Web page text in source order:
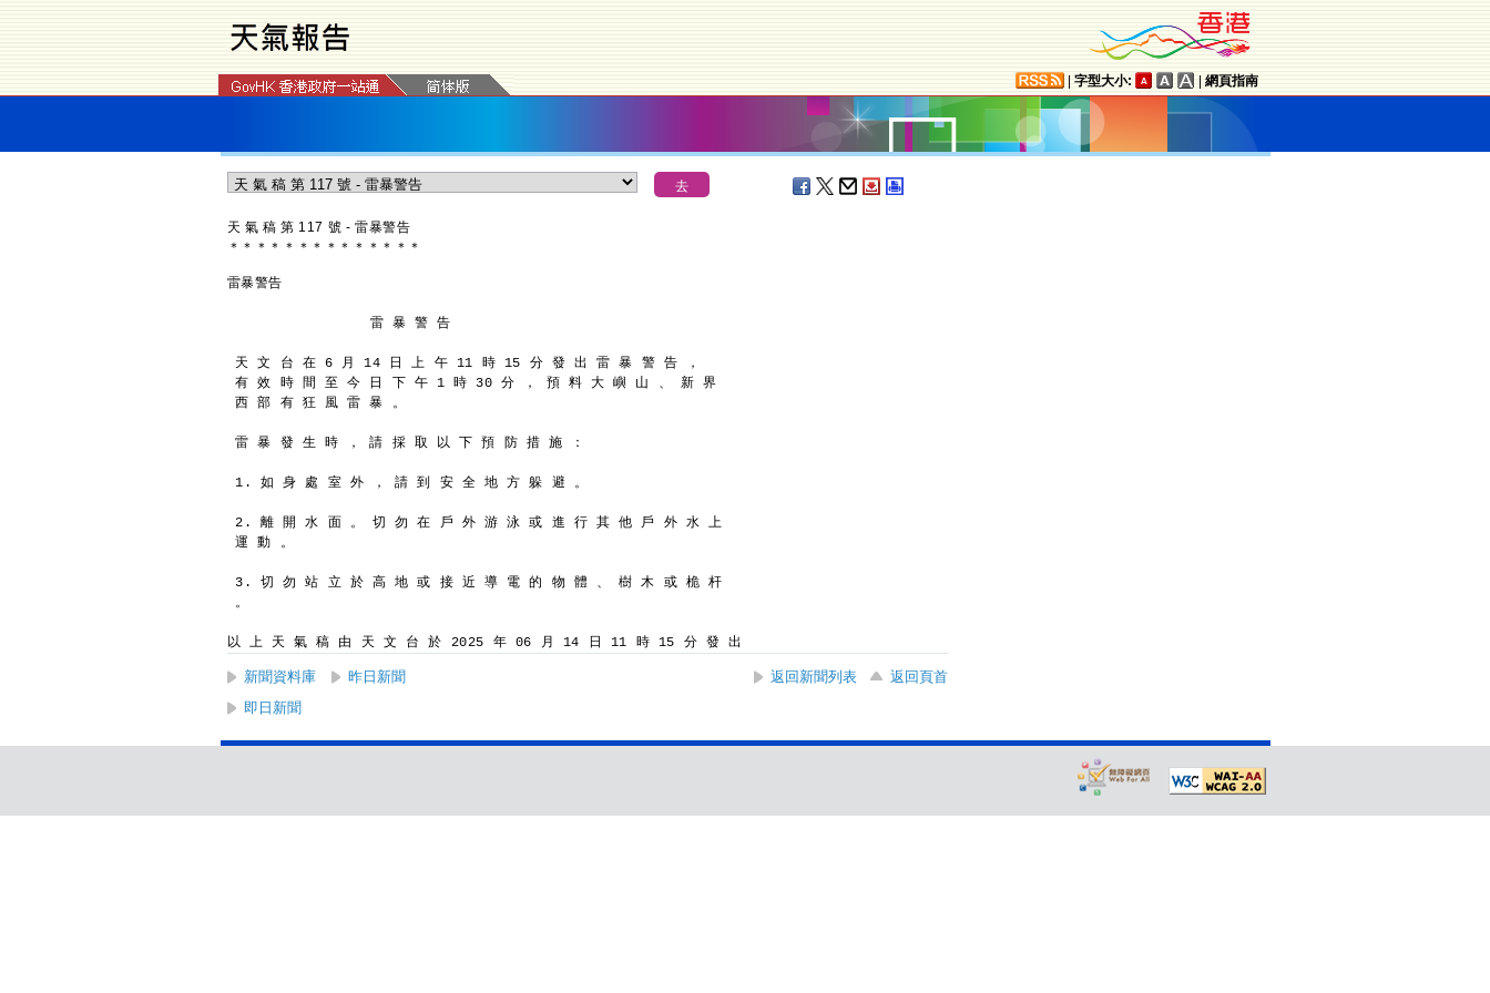
字型大小: 網頁指南
天 氣 稿 第 117 號 - 雷暴警告
＊ ＊ ＊ ＊ ＊ ＊ ＊ ＊ ＊ ＊ ＊ ＊ ＊ ＊
雷暴警告
                 雷 暴 警 告
天 文 台 在 6 月 14 日 上 午 11 時 15 分 發 出 雷 暴 警 告 ，
有 效 時 間 至 今 日 下 午 1 時 30 分 ， 預 料 大 嶼 山 、 新 界
西 部 有 狂 風 雷 暴 。
雷 暴 發 生 時 ， 請 採 取 以 下 預 防 措 施 ：
1. 如 身 處 室 外 ， 請 到 安 全 地 方 躲 避 。
2. 離 開 水 面 。 切 勿 在 戶 外 游 泳 或 進 行 其 他 戶 外 水 上
運 動 。
3. 切 勿 站 立 於 高 地 或 接 近 導 電 的 物 體 、 樹 木 或 桅 杆
。
以 上 天 氣 稿 由 天 文 台 於 2025 年 06 月 14 日 11 時 15 分 發 出
新聞資料庫 昨日新聞 返回新聞列表
返回頁首
即日新聞